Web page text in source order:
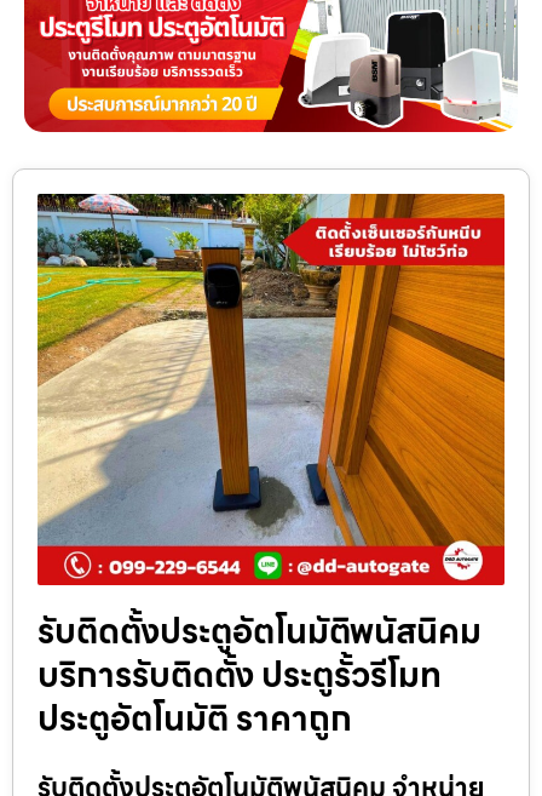
รับติดตั้งประตูอัตโนมัติพนัสนิคม
บริการรับติดตั้ง ประตูรั้วรีโมท
ประตูอัตโนมัติ ราคาถูก